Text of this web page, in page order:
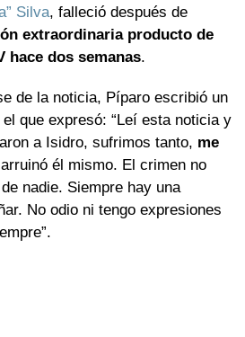
Silva, falleció después de
extraordinaria producto de
hace dos semanas.
de la noticia, Píparo escribió un
que expresó: “Leí esta noticia y
a Isidro, sufrimos tanto, me
él mismo. El crimen no
nadie. Siempre hay una
No odio ni tengo expresiones